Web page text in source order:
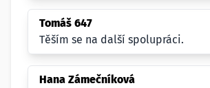
Tomáš 647
Těším se na další spolupráci.
Hana Zámečníková